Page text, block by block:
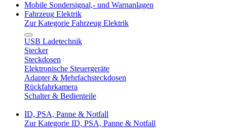
Mobile Sondersignal,- und Warnanlagen
Fahrzeug Elektrik
Zur Kategorie Fahrzeug Elektrik
USB Ladetechnik
Stecker
Steckdosen
Elektronische Steuergeräte
Adapter & Mehrfachsteckdosen
Rückfahrkamera
Schalter & Bedienteile
ID, PSA, Panne & Notfall
Zur Kategorie ID, PSA, Panne & Notfall